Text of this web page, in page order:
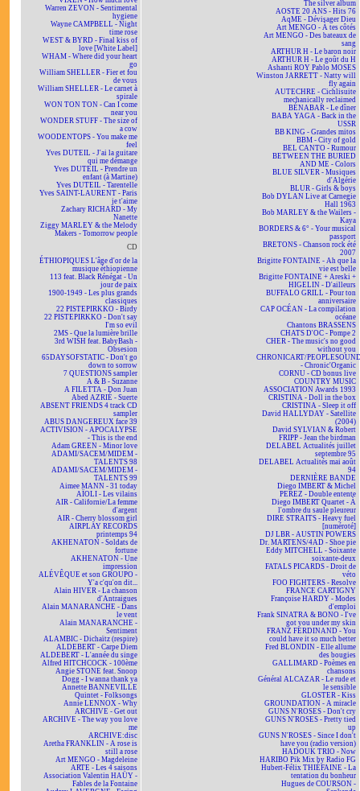
Warren ZEVON - Sentimental
hygiene
Wayne CAMPBELL - Night
time rose
WEST & BYRD - Final kiss of
love [White Label]
WHAM - Where did your heart
go
William SHELLER - Fier et fou
de vous
William SHELLER - Le carnet à
spirale
WON TON TON - Can I come
near you
WONDER STUFF - The size of
a cow
WOODENTOPS - You make me
feel
Yves DUTEIL - J'ai la guitare
qui me démange
Yves DUTEIL - Prendre un
enfant (à Martine)
Yves DUTEIL - Tarentelle
Yves SAINT-LAURENT - Paris
je t'aime
Zachary RICHARD - My
Nanette
Ziggy MARLEY & the Melody
Makers - Tomorrow people
CD
ÉTHIOPIQUES L'âge d'or de la
musique éthiopienne
113 feat. Black Rénégat - Un
jour de paix
1900-1949 - Les plus grands
classiques
22 PISTEPIRKKO - Birdy
22 PISTEPIRKKO - Don't say
I'm so evil
2MS - Que la lumière brille
3rd WISH feat. BabyBash -
Obsesion
65DAYSOFSTATIC - Don't go
down to sorrow
7 QUESTIONS sampler
A & B - Suzanne
A FILETTA - Don Juan
Abed AZRIÉ - Suerte
ABSENT FRIENDS 4 track CD
sampler
ABUS DANGEREUX face 39
ACTIVISION - APOCALYPSE
- This is the end
Adam GREEN - Minor love
ADAMI/SACEM/MIDEM -
TALENTS 98
ADAMI/SACEM/MIDEM -
TALENTS 99
Aimee MANN - 31 today
AÏOLI - Les vilains
AIR - Californie/La femme
d'argent
AIR - Cherry blossom girl
AIRPLAY RECORDS
printemps 94
AKHENATON - Soldats de
fortune
AKHENATON - Une
impression
ALÉVÊQUE et son GROUPO -
Y'a c'qu'on dit...
Alain HIVER - La chanson
d'Antraigues
Alain MANARANCHE - Dans
le vent
Alain MANARANCHE -
Sentiment
ALAMBIC - Dichaïtz (respire)
ALDEBERT - Carpe Diem
ALDEBERT - L'année du singe
Alfred HITCHCOCK - 100ème
Angie STONE feat. Snoop
Dogg - I wanna thank ya
Annette BANNEVILLE
Quintet - Folksongs
Annie LENNOX - Why
ARCHIVE - Get out
ARCHIVE - The way you love
me
ARCHIVE:disc
Aretha FRANKLIN - A rose is
still a rose
Art MENGO - Magdeleine
ARTE - Les 4 saisons
Association Valentin HAÜY -
Fables de la Fontaine
The silver album
AOSTE 20 ANS - Hits 76
AqME - Dévisager Dieu
Art MENGO - À tes côtés
Art MENGO - Des bateaux de
sang
ARTHUR H - Le baron noir
ARTHUR H - Le goût du H
Ashanti ROY Pablo MOSES
Winston JARRETT - Natty will
fly again
AUTECHRE - Cichlisuite
mechanically reclaimed
BÉNABAR - Le dîner
BABA YAGA - Back in the
USSR
BB KING - Grandes mitos
BBM - City of gold
BEL CANTO - Rumour
BETWEEN THE BURIED
AND ME - Colors
BLUE SILVER - Musiques
d'Algérie
BLUR - Girls & boys
Bob DYLAN Live at Carnegie
Hall 1963
Bob MARLEY & the Wailers -
Kaya
BORDERS & 6° - Your musical
passport
BRETONS - Chanson rock été
2007
Brigitte FONTAINE - Ah que la
vie est belle
Brigitte FONTAINE + Areski +
HIGELIN - D'ailleurs
BUFFALO GRILL - Pour ton
anniversaire
CAP OCÉAN - La compilation
océane
Chantons BRASSENS
CHATS D'OC - Pompe 2
CHER - The music's no good
without you
CHRONICART/
- Chronic'Organic
CORNU - CD bonus live
COUNTRY MUSIC
ASSOCIATION Awards 1993
CRISTINA - Doll in the box
CRISTINA - Sleep it off
David HALLYDAY - Satellite
(2004)
David SYLVIAN & Robert
FRIPP - Jean the birdman
DELABEL Actualités juillet
septembre 95
DELABEL Actualités mai août
94
DERNIÈRE BANDE
Diego IMBERT & Michel
PEREZ - Double entente
Diego IMBERT Quartet - À
l'ombre du saule pleureur
DIRE STRAITS - Heavy fuel
[numéroté]
DJ LBR - AUSTIN POWERS
Dr. MARTENS/4AD - Shoe pie
Eddy MITCHELL - Soixante
soixante-deux
FATALS PICARDS - Droit de
véto
FOO FIGHTERS - Resolve
FRANCE CARTIGNY
Françoise HARDY - Modes
d'emploi
Frank SINATRA & BONO - I've
got you under my skin
FRANZ FERDINAND - You
could have it so much better
Fred BLONDIN - Elle allume
des bougies
GALLIMARD - Poèmes en
chansons
Général ALCAZAR - Le rude et
le sensible
GLOSTER - Kiss
GROUNDATION - A miracle
GUNS N'ROSES - Don't cry
GUNS N'ROSES - Pretty tied
up
GUNS N'ROSES - Since I don't
have you (radio version)
HADOUK TRIO - Now
HARIBO Pik Mix by Radio FG
Hubert-Félix THIÉFAINE - La
tentation du bonheur
Hugues de COURSON -